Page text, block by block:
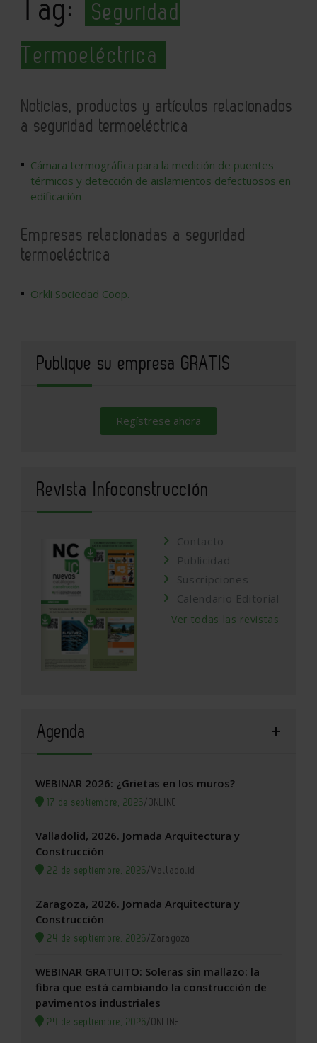
Tag:
Seguridad
Termoeléctrica
Noticias, productos y artículos relacionados
a seguridad termoeléctrica
Cámara termográfica para la medición de puentes
térmicos y detección de aislamientos defectuosos en
edificación
Empresas relacionadas a seguridad
termoeléctrica
Orkli Sociedad Coop.
Publique su empresa GRATIS
Regístrese ahora
Revista Infoconstrucción
Contacto
Publicidad
Suscripciones
Calendario Editorial
Ver todas las revistas
Agenda
WEBINAR 2026: ¿Grietas en los muros?
17 de septiembre, 2026/ONLINE
Valladolid, 2026. Jornada Arquitectura y
Construcción
22 de septiembre, 2026/Valladolid
Zaragoza, 2026. Jornada Arquitectura y
Construcción
24 de septiembre, 2026/Zaragoza
WEBINAR GRATUITO: Soleras sin mallazo: la
fibra que está cambiando la construcción de
pavimentos industriales
24 de septiembre, 2026/ONLINE